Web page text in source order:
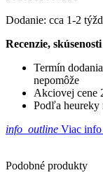
Dodanie: cca 1-2
Recenzie, skúsenosti
Termín
nepomôže
Akciovej cene
Podľa heureky
info_outline Viac
Podobné produkty